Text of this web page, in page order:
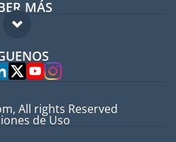
expatriados
el extranjero
MÁS
FAQ
All rights Reserved
de Uso